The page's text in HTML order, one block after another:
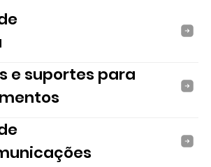
e suportes para